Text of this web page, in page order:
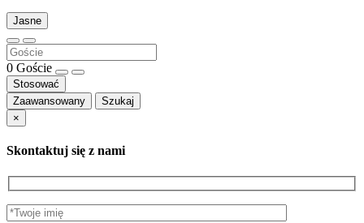
Jasne
0 Goście
Stosować
Zaawansowany
Szukaj
×
Skontaktuj się z nami